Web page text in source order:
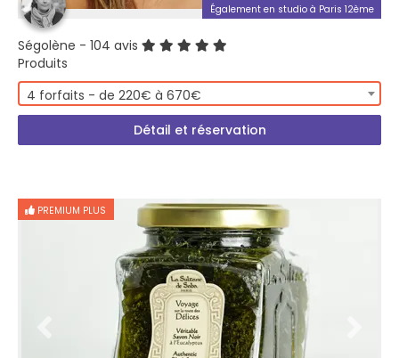
Également en studio à Paris 12ème
Ségolène - 104 avis
Produits
4 forfaits - de 220€ à 670€
Détail et réservation
PREMIUM PLUS